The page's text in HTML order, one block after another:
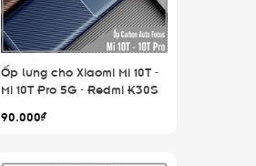
Ốp lưng cho Xiaomi Mi 10T -
Mi 10T Pro 5G - Redmi K30S
Focus
90.000₫